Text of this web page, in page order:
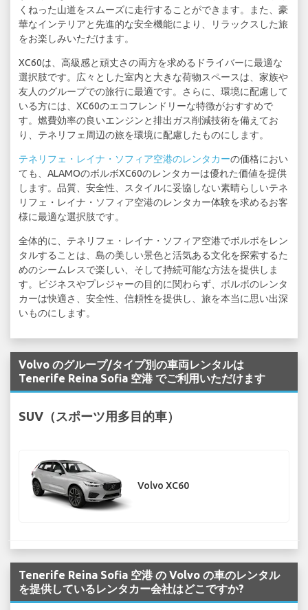
くねった山道をスムーズに走行することができます。また、豪
華なインテリアと先進的な安全機能により、リラックスした旅
をお楽しみいただけます。
XC60は、高級感と頑丈さの両方を求めるドライバーに最適な
選択肢です。広々とした室内と大きな荷物スペースは、家族や
友人のグループでの旅行に最適です。さらに、環境に配慮して
いる方には、XC60のエコフレンドリーな特徴がおすすめで
す。燃費効率の良いエンジンと排出ガス削減技術を備えてお
り、テネリフェ周辺の旅を環境に配慮したものにします。
テネリフェ・レイナ・ソフィア空港のレンタカーの価格におい
ても、ALAMOのボルボXC60のレンタカーは優れた価値を提供
します。品質、安全性、スタイルに妥協しない素晴らしいテネ
リフェ・レイナ・ソフィア空港のレンタカー体験を求めるお客
様に最適な選択肢です。
全体的に、テネリフェ・レイナ・ソフィア空港でボルボをレン
タルすることは、島の美しい景色と活気ある文化を探索するた
めのシームレスで楽しい、そして持続可能な方法を提供しま
す。ビジネスやプレジャーの目的に関わらず、ボルボのレンタ
カーは快適さ、安全性、信頼性を提供し、旅を本当に思い出深
いものにします。
Volvo のグループ/タイプ別の車両レンタルは
Tenerife Reina Sofia 空港 でご利用いただけます
SUV（スポーツ用多目的車）
Volvo XC60
Tenerife Reina Sofia 空港 の Volvo の車のレンタル
を提供しているレンタカー会社はどこですか?